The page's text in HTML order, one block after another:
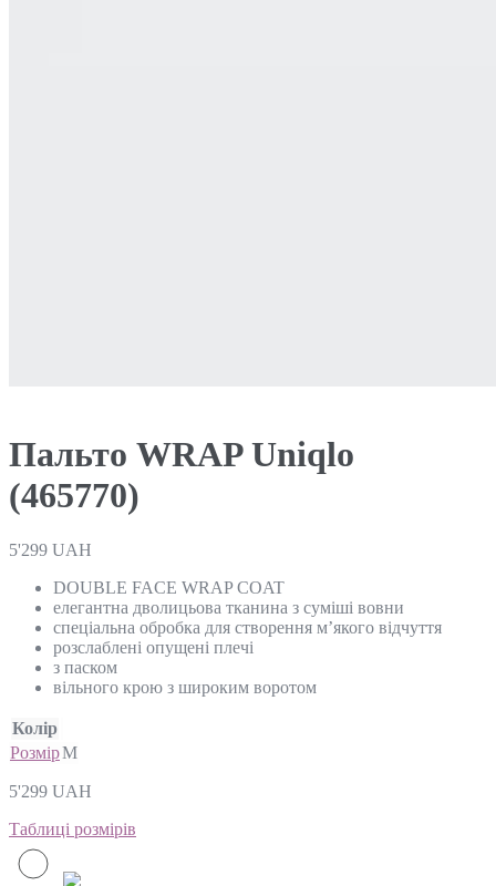
Пальто WRAP Uniqlo
(465770)
5'299 UAH
DOUBLE FACE WRAP COAT
елегантна дволицьова тканина з суміші вовни
спеціальна обробка для створення м’якого відчуття
розслаблені опущені плечі
з паском
вільного крою з широким воротом
Колір
РозмірM
5'299 UAH
Таблиці розмірів